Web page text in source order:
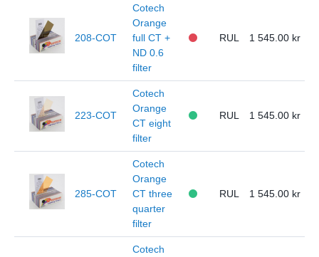
208-COT
Cotech
Orange
full CT +
ND 0.6
filter
RUL 1 545.00
223-COT
Cotech
Orange
CT eight
filter
RUL 1 545.00
285-COT
Cotech
Orange
CT three
quarter
filter
RUL 1 545.00
Cotech